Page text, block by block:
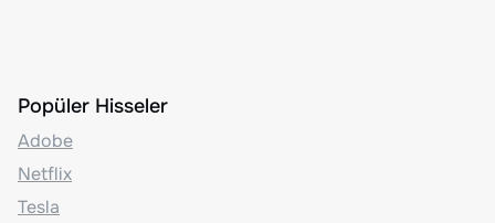
Popüler Hisseler
Adobe
Netflix
Tesla